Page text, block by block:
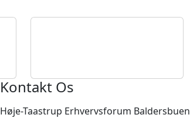
Kontakt Os
Høje-Taastrup Erhvervsforum Baldersbuen